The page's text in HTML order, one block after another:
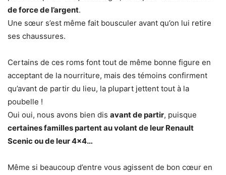
de force de l’argent.
Une sœur s’est même fait bousculer avant qu’on lui retire
ses chaussures.
Certains de ces roms font tout de même bonne figure en
acceptant de la nourriture, mais des témoins confirment
qu’avant de partir du lieu, la plupart jettent tout à la
poubelle !
Oui oui, nous avons bien dis avant de partir, puisque
certaines familles partent au volant de leur Renault
Scenic ou de leur 4×4…
Même si beaucoup d’entre vous agissent de bon cœur en